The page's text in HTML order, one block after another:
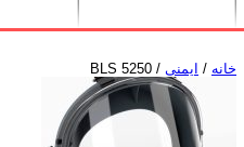
خانه / ایمنی / BLS 5250